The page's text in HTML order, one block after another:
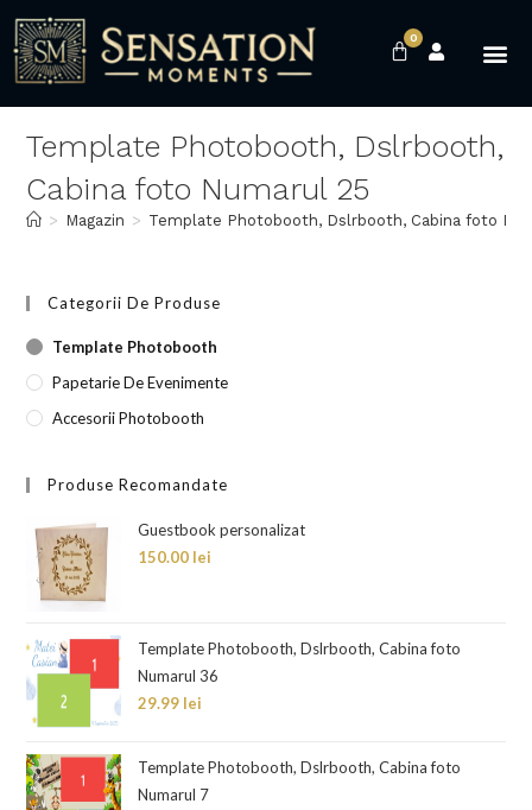
0
Template Photobooth, Dslrbooth,
Cabina foto Numarul 25
> Magazin > Template Photobooth, Dslrbooth, Cabina foto
Categorii De Produse
Template Photobooth
Papetarie De Evenimente
Accesorii Photobooth
Produse Recomandate
Guestbook personalizat
150.00 lei
Template Photobooth, Dslrbooth, Cabina foto
Numarul 36
29.99 lei
Template Photobooth, Dslrbooth, Cabina foto
Numarul 7